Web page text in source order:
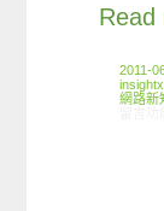
Read
2011-
網路新